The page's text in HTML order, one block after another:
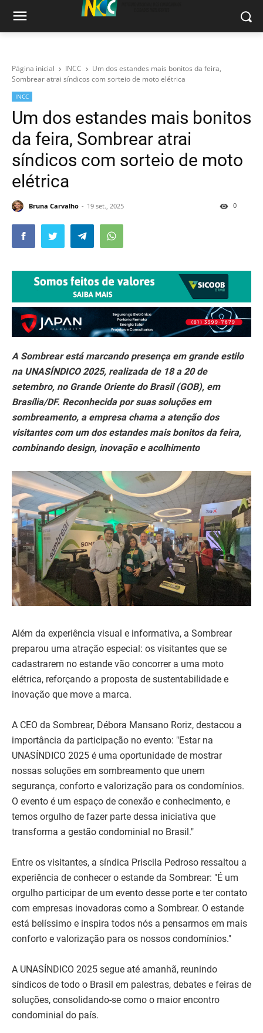
Página inicial INCC
Um dos estandes mais bonitos da feira,
Sombrear atrai síndicos com sorteio de moto elétrica
INCC
Um dos estandes mais bonitos
da feira, Sombrear atrai
síndicos com sorteio de moto
elétrica
Bruna Carvalho 19 set., 2025 0
A Sombrear está marcando presença em grande estilo
na UNASÍNDICO 2025, realizada de 18 a 20 de
setembro, no Grande Oriente do Brasil (GOB), em
Brasília/DF. Reconhecida por suas soluções em
sombreamento, a empresa chama a atenção dos
visitantes com um dos estandes mais bonitos da feira,
combinando design, inovação e acolhimento
Além da experiência visual e informativa, a Sombrear
preparou uma atração especial: os visitantes que se
cadastrarem no estande vão concorrer a uma moto
elétrica, reforçando a proposta de sustentabilidade e
inovação que move a marca.
A CEO da Sombrear, Débora Mansano Roriz, destacou a
importância da participação no evento: "Estar na
UNASÍNDICO 2025 é uma oportunidade de mostrar
nossas soluções em sombreamento que unem
segurança, conforto e valorização para os condomínios.
O evento é um espaço de conexão e conhecimento, e
temos orgulho de fazer parte dessa iniciativa que
transforma a gestão condominial no Brasil."
Entre os visitantes, a síndica Priscila Pedroso ressaltou a
experiência de conhecer o estande da Sombrear: "É um
orgulho participar de um evento desse porte e ter contato
com empresas inovadoras como a Sombrear. O estande
está belíssimo e inspira todos nós a pensarmos em mais
conforto e valorização para os nossos condomínios."
A UNASÍNDICO 2025 segue até amanhã, reunindo
síndicos de todo o Brasil em palestras, debates e feiras de
soluções, consolidando-se como o maior encontro
condominial do país.